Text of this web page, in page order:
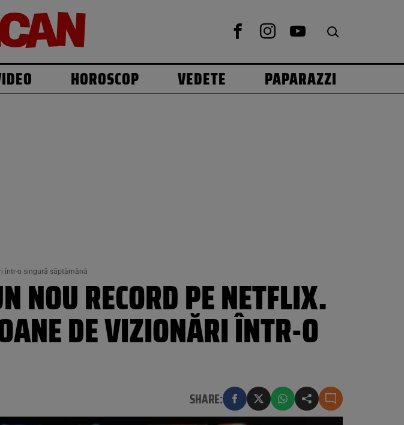
HOROSCOP VEDETE PAPARAZZI
într-o singură săptămână
NOU RECORD PE NETFLIX.
DE VIZIONĂRI ÎNTR-O
SHARE: